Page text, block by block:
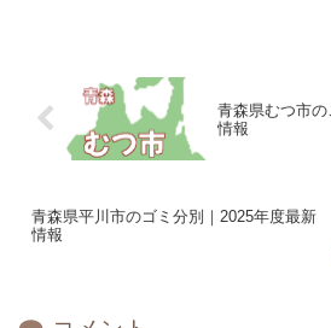
青森県むつ市
情報
青森県平川市のゴミ分別｜2025年度最新
情報